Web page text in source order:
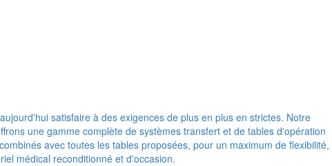
satisfaire à des exigences de plus en plus en strictes. Notre
une gamme complète de systèmes transfert et de tables d'opération
avec toutes les tables proposées, pour un maximum de flexibilité,
médical reconditionné et d'occasion.